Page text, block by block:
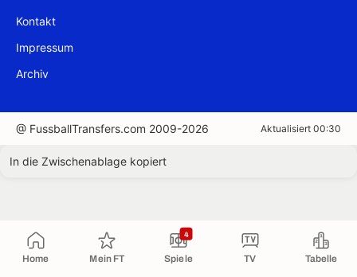
Home Mein FT Spiele
4
TV Tabelle
Kontakt
Impressum
Archiv
@ FussballTransfers.com 2009-2026 Aktualisiert 00:30
In die Zwischenablage kopiert